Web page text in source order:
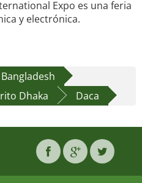
Expo es una feria
y electrónica.
Bangladesh
Dhaka Daca